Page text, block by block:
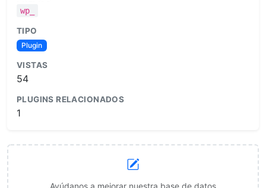
wp_
TIPO
Plugin
VISTAS
54
PLUGINS RELACIONADOS
1
Ayúdanos a mejorar nuestra base de datos